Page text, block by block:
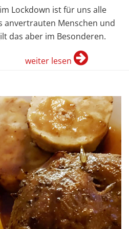
Lockdown ist für uns alle
anvertrauten Menschen und
das aber im Besonderen.
weiter lesen